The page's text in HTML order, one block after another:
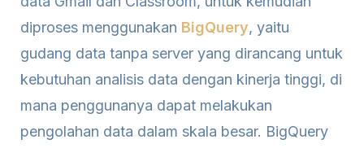
diproses menggunakan BigQuery, yaitu
gudang data tanpa server yang dirancang untuk
kebutuhan analisis data dengan kinerja tinggi, di
mana penggunanya dapat melakukan
pengolahan data dalam skala besar. BigQuery